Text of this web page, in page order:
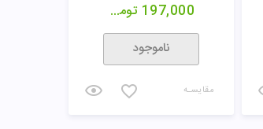
197,000 تومان
ناموجود
مقایسـه